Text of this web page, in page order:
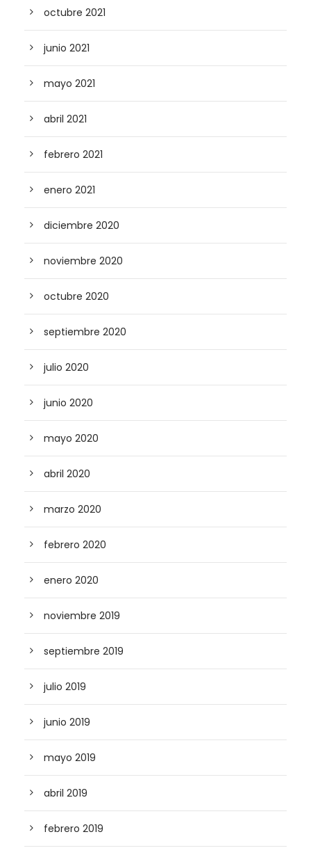
octubre 2021
junio 2021
mayo 2021
abril 2021
febrero 2021
enero 2021
diciembre 2020
noviembre 2020
octubre 2020
septiembre 2020
julio 2020
junio 2020
mayo 2020
abril 2020
marzo 2020
febrero 2020
enero 2020
noviembre 2019
septiembre 2019
julio 2019
junio 2019
mayo 2019
abril 2019
febrero 2019